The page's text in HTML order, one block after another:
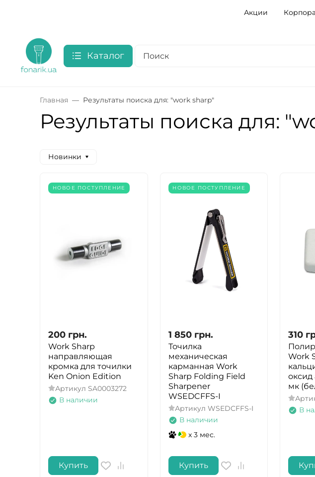
Акции
Каталог
Главная Результаты поиска для: "work sharp"
Результаты поиска для:
Новинки
НОВОЕ ПОСТУПЛЕНИЕ
200 грн.
Work Sharp
направляющая
кромка для точилки
Ken Onion Edition
Артикул SA0003272
В наличии
Купить
НОВОЕ ПОСТУПЛЕНИЕ
1 850 грн.
Точилка
механическая
карманная Work
Sharp Folding Field
Sharpener
WSEDCFFS-I
Артикул WSEDCFFS-I
В наличии
x 3 мес.
Купить
310
Work
мк
В